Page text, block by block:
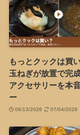
もっとクックは買
玉ねぎが放置で完
アクセサリーを本
ー
06/13/2026 07/04/2026